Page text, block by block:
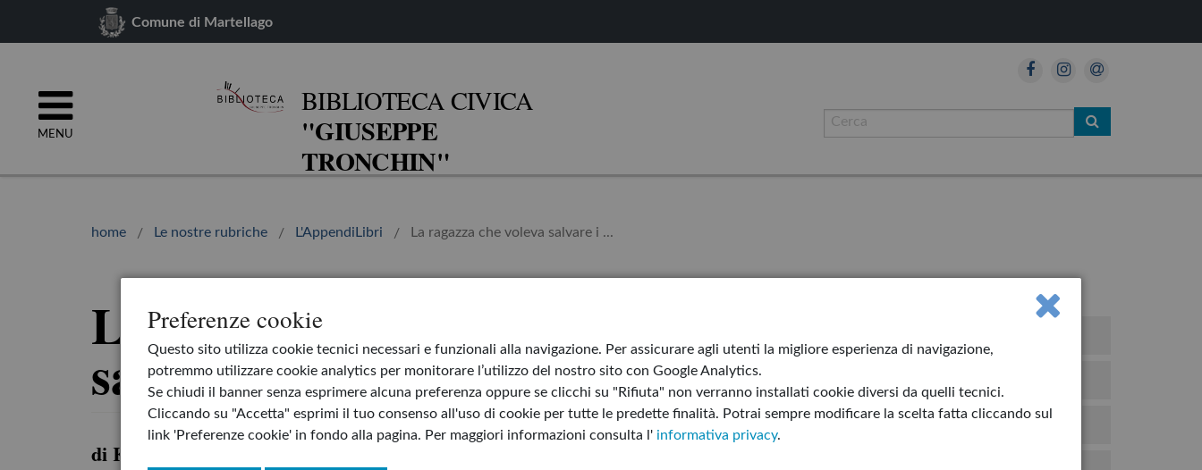
Preferenze cookie
Questo sito utilizza cookie tecnici necessari e funzionali alla navigazione. Per assicurare agli utenti la migliore esperienza di navigazione,
potremmo utilizzare cookie analytics per monitorare l’utilizzo del nostro sito con Google Analytics.
Se chiudi il banner senza esprimere alcuna preferenza oppure se clicchi su "Rifiuta" non verranno installati cookie diversi da quelli tecnici.
Cliccando su "Accetta" esprimi il tuo consenso all'uso di cookie per tutte le predette finalità. Potrai sempre modificare la scelta fatta cliccando sul
link 'Preferenze cookie' in fondo alla pagina. Per maggiori informazioni consulta l' informativa privacy.
Comune di Martellago
MENU
BIBLIOTECA CIVICA
"GIUSEPPE
TRONCHIN"
home Le nostre rubriche L'AppendiLibri La ragazza che voleva salvare i ...
La ragazza che voleva
salvare i libri
di Klaus Hagerup e Lisa Aisato
Il bambino pisciolino
I sette letti di Ghiro